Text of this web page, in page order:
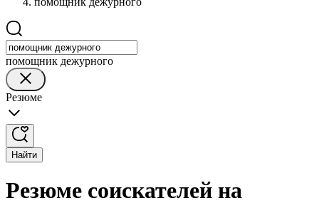
помощник дежурного
Резюме
Найти
Резюме соискателей на